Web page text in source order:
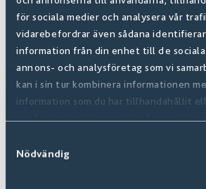
för sociala medier och analysera vår
vidarebefordrar även sådana
information från din enhet till de sociala
annons- och analysföretag som vi
kan i sin tur kombinera informationen
information som du har tillhandahållit
samlat in när du har använt deras
Nödvändig
Maxwear Ek Blond